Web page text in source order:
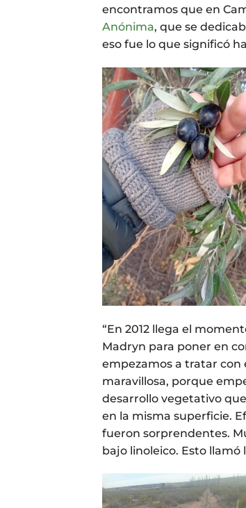
encontramos que en
Anónima, que se
eso fue lo que significó
“En 2012 llega el
Madryn para poner en
empezamos a tratar con
maravillosa, porque
desarrollo vegetativo
en la misma superficie.
fueron sorprendentes.
bajo linoleico. Esto llamó